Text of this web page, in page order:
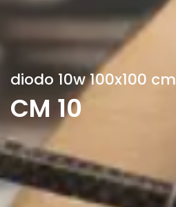
diodo 10w 100x100 cm
CM 10